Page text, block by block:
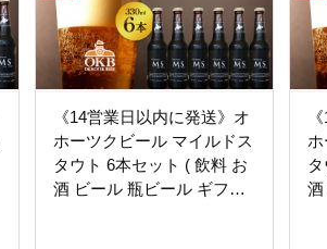
《14営業日以内に発送》オ
ホーツクビール マイルドス
タウト 6本セット ( 飲料 お
酒 ビール 瓶ビール ギフト
酒